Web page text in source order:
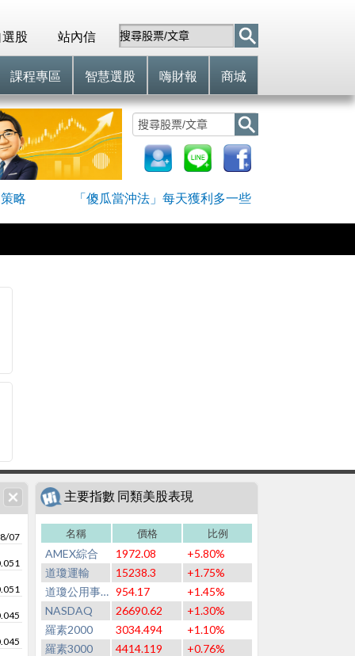
站內信
股
課程專區 智慧選股 嗨財報 商城
略 「傻瓜當沖法」每天獲利多一些
07
主要指數 同類美股表現
名稱 價格 比例
AMEX綜合 1972.08
+5.80%
道瓊運輸
15238.3
+1.75%
道瓊公用事業 954.17
+1.45%
NASDAQ
26690.62
+1.30%
羅素2000
3034.494
+1.10%
羅素3000
4414.119
+0.76%